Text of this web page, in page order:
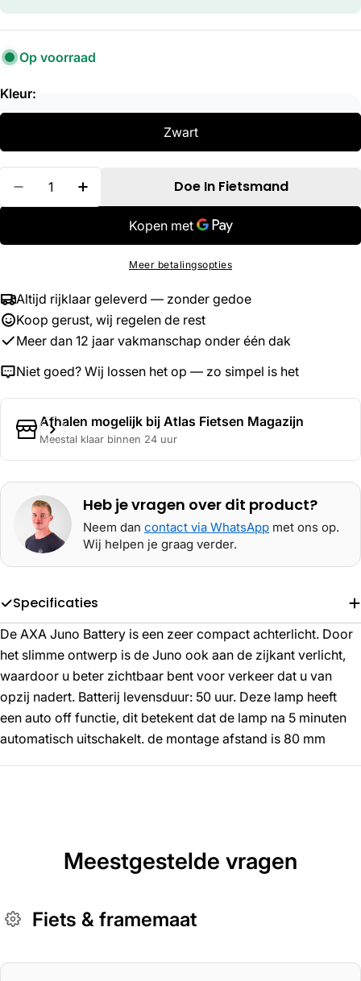
Op voorraad
Kleur:
Zwart
Verminder Hoeveelheid Voor Axa
Verhoog De Hoeveelheid Voor Axa
Doe In Fietsmand
Meer betalingsopties
Altijd rijklaar geleverd — zonder gedoe
Koop gerust, wij regelen de rest
Meer dan 12 jaar vakmanschap onder één dak
Niet goed? Wij lossen het op — zo simpel is het
Afhalen mogelijk bij Atlas Fietsen Magazijn
Meestal klaar binnen 24 uur
Heb je vragen over dit product?
Neem dan contact via WhatsApp met ons op.
Wij helpen je graag verder.
Specificaties
De AXA Juno Battery is een zeer compact achterlicht. Door
het slimme ontwerp is de Juno ook aan de zijkant verlicht,
waardoor u beter zichtbaar bent voor verkeer dat u van
opzij nadert. Batterij levensduur: 50 uur. Deze lamp heeft
een auto off functie, dit betekent dat de lamp na 5 minuten
automatisch uitschakelt. de montage afstand is 80 mm
Meestgestelde vragen
Fiets & framemaat